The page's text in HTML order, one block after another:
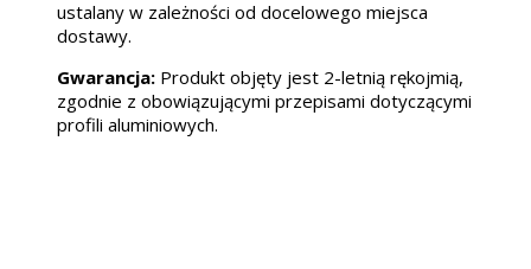
ustalany w zależności od docelowego miejsca
dostawy.
Gwarancja: Produkt objęty jest 2-letnią rękojmią,
zgodnie z obowiązującymi przepisami dotyczącymi
profili aluminiowych.